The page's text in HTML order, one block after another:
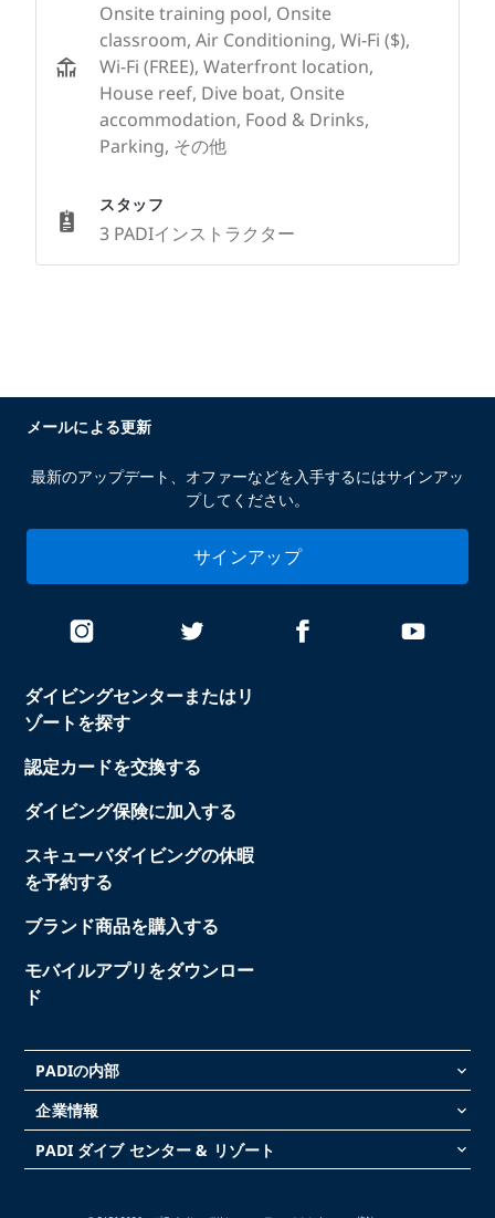
Onsite training pool, Onsite
classroom, Air Conditioning, Wi-Fi ($),
Wi-Fi (FREE), Waterfront location,
House reef, Dive boat, Onsite
accommodation, Food & Drinks,
Parking, その他
スタッフ
3 PADIインストラクター
ダイビングセンターまたはリ
ゾートを探す
認定カードを交換する
ダイビング保険に加入する
スキューバダイビングの休暇
を予約する
ブランド商品を購入する
モバイルアプリをダウンロー
ド
PADIの内部 keyboard_arrow_down
企業情報 keyboard_arrow_down
PADI ダイブ センター & リゾート keyboard_arrow_down
メールによる更新
最新のアップデート、オファーなどを入手するにはサインアッ
プしてください。
サインアップ